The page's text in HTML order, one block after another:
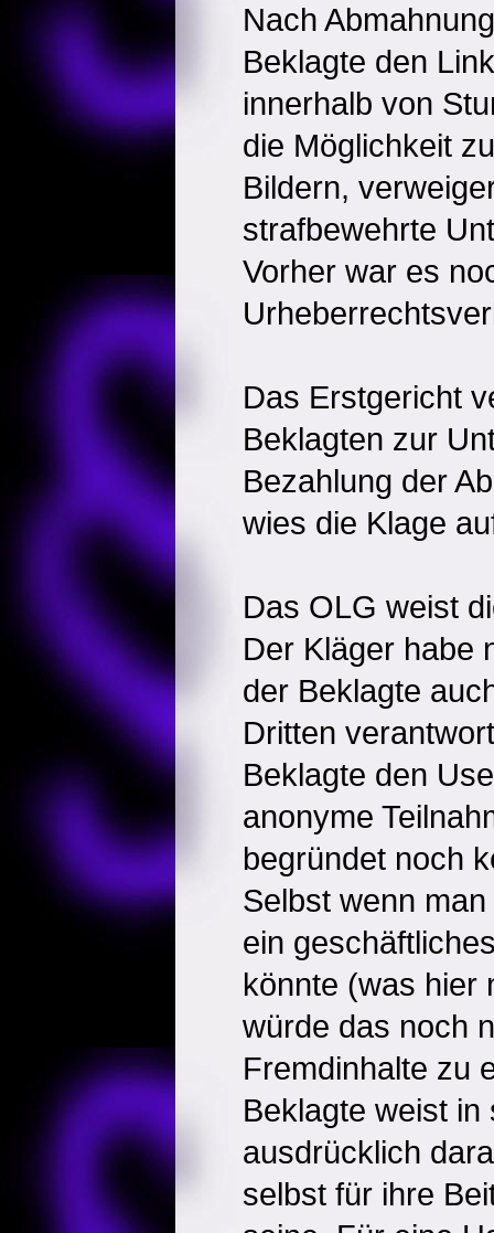
Nach
Beklagte den
innerhalb von
die Möglichkeit
Bildern,
strafbewehrte
Vorher war es
Das Erstgericht
Beklagten zur
Bezahlung der
wies die Klage
Das OLG weist
Der Kläger habe
der Beklagte
Dritten
Beklagte den
anonyme
begründet noch
Selbst wenn
ein
könnte (was hier
würde das noch
Fremdinhalte zu
Beklagte weist
ausdrücklich
selbst für ihre